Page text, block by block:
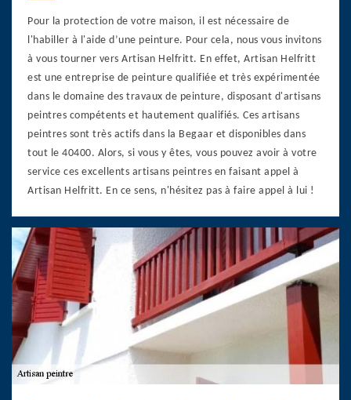
Pour la protection de votre maison, il est nécessaire de
l'habiller à l'aide d’une peinture. Pour cela, nous vous invitons
à vous tourner vers Artisan Helfritt. En effet, Artisan Helfritt
est une entreprise de peinture qualifiée et très expérimentée
dans le domaine des travaux de peinture, disposant d'artisans
peintres compétents et hautement qualifiés. Ces artisans
peintres sont très actifs dans la Begaar et disponibles dans
tout le 40400. Alors, si vous y êtes, vous pouvez avoir à votre
service ces excellents artisans peintres en faisant appel à
Artisan Helfritt. En ce sens, n'hésitez pas à faire appel à lui !